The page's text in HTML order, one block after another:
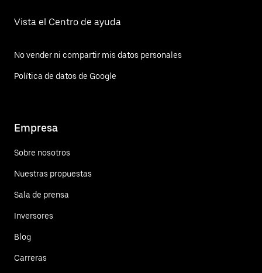
Vista el Centro de ayuda
No vender ni compartir mis datos personales
Política de datos de Google
Empresa
Sobre nosotros
Nuestras propuestas
Sala de prensa
Inversores
Blog
Carreras